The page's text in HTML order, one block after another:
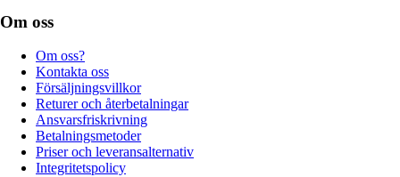
Om oss
Om oss?
Kontakta oss
Försäljningsvillkor
Returer och återbetalningar
Ansvarsfriskrivning
Betalningsmetoder
Priser och leveransalternativ
Integritetspolicy